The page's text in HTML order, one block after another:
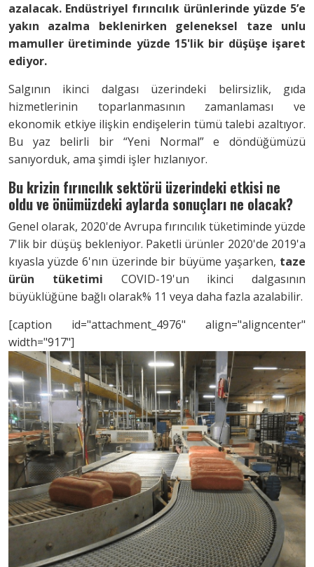
azalacak. Endüstriyel fırıncılık ürünlerinde yüzde 5’e
yakın azalma beklenirken geleneksel taze unlu
mamuller üretiminde yüzde 15'lik bir düşüşe işaret
ediyor.
Salgının ikinci dalgası üzerindeki belirsizlik, gıda
hizmetlerinin toparlanmasının zamanlaması ve
ekonomik etkiye ilişkin endişelerin tümü talebi azaltıyor.
Bu yaz belirli bir “Yeni Normal” e döndüğümüzü
sanıyorduk, ama şimdi işler hızlanıyor.
Bu krizin fırıncılık sektörü üzerindeki etkisi ne
oldu ve önümüzdeki aylarda sonuçları ne olacak?
Genel olarak, 2020'de Avrupa fırıncılık tüketiminde yüzde
7'lik bir düşüş bekleniyor. Paketli ürünler 2020'de 2019'a
kıyasla yüzde 6'nın üzerinde bir büyüme yaşarken, taze
ürün tüketimi COVID-19'un ikinci dalgasının
büyüklüğüne bağlı olarak% 11 veya daha fazla azalabilir.
[caption id="attachment_4976" align="aligncenter"
width="917"]